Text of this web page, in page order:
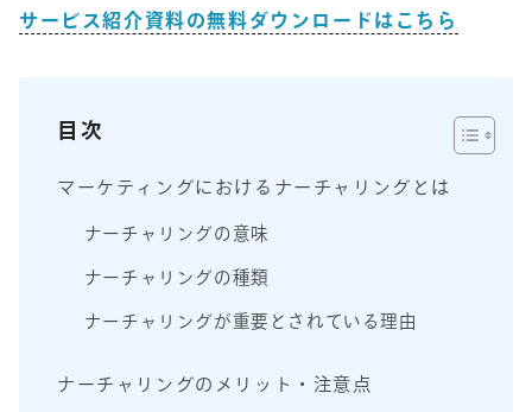
サービス紹介資料の無料ダウンロードはこちら
目次
マーケティングにおけるナーチャリングとは
ナーチャリングの意味
ナーチャリングの種類
ナーチャリングが重要とされている理由
ナーチャリングのメリット・注意点